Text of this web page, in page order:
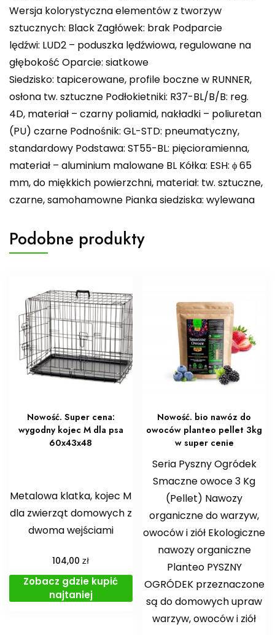
Wersja kolorystyczna elementów z tworzyw
sztucznych: Black Zagłówek: brak Podparcie
lędźwi: LUD2 – poduszka lędźwiowa, regulowane na
głębokość Oparcie: siatkowe
Siedzisko: tapicerowane, profile boczne w RUNNER,
osłona tw. sztuczne Podłokietniki: R37-BL/B/B: reg.
4D, materiał – czarny poliamid, nakładki – poliuretan
(PU) czarne Podnośnik: GL-STD: pneumatyczny,
standardowy Podstawa: ST55-BL: pięcioramienna,
materiał – aluminium malowane BL Kółka: ESH: ϕ 65
mm, do miękkich powierzchni, materiał: tw. sztuczne,
czarne, samohamowne Pianka siedziska: wylewana
Podobne produkty
Nowość. Super cena:
wygodny kojec M dla psa
60x43x48
Metalowa klatka, kojec M
dla zwierząt domowych z
dwoma wejściami
104,00zł
Zobacz gdzie kupić
najtaniej
Nowość. bio nawóz do
owoców planteo pellet 3kg
w super cenie
Seria Pyszny Ogródek
Smaczne owoce 3 Kg
(Pellet) Nawozy
organiczne do warzyw,
owoców i ziół Ekologiczne
nawozy organiczne
Planteo PYSZNY
OGRÓDEK przeznaczone
są do domowych upraw
warzyw, owoców i ziół